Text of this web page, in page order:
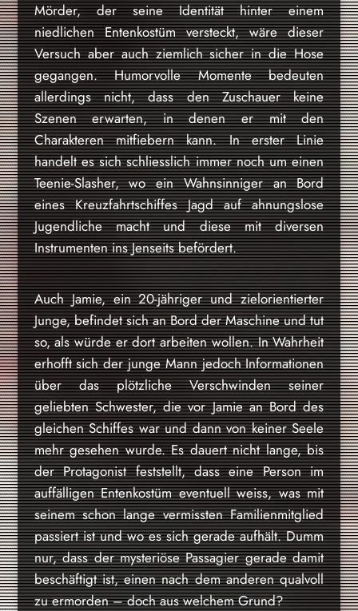
Mörder, der seine Identität hinter einem
niedlichen Entenkostüm versteckt, wäre dieser
Versuch aber auch ziemlich sicher in die Hose
gegangen. Humorvolle Momente bedeuten
allerdings nicht, dass den Zuschauer keine
Szenen erwarten, in denen er mit den
Charakteren mitfiebern kann. In erster Linie
handelt es sich schliesslich immer noch um einen
Teenie-Slasher, wo ein Wahnsinniger an Bord
eines Kreuzfahrtschiffes Jagd auf ahnungslose
Jugendliche macht und diese mit diversen
Instrumenten ins Jenseits befördert.
Auch Jamie, ein 20-jähriger und zielorientierter
Junge, befindet sich an Bord der Maschine und tut
so, als würde er dort arbeiten wollen. In Wahrheit
erhofft sich der junge Mann jedoch Informationen
über das plötzliche Verschwinden seiner
geliebten Schwester, die vor Jamie an Bord des
gleichen Schiffes war und dann von keiner Seele
mehr gesehen wurde. Es dauert nicht lange, bis
der Protagonist feststellt, dass eine Person im
auffälligen Entenkostüm eventuell weiss, was mit
seinem schon lange vermissten Familienmitglied
passiert ist und wo es sich gerade aufhält. Dumm
nur, dass der mysteriöse Passagier gerade damit
beschäftigt ist, einen nach dem anderen qualvoll
zu ermorden – doch aus welchem Grund?